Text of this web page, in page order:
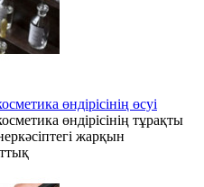
өндірісінің өсуі
өндірісінің тұрақты
жарқын